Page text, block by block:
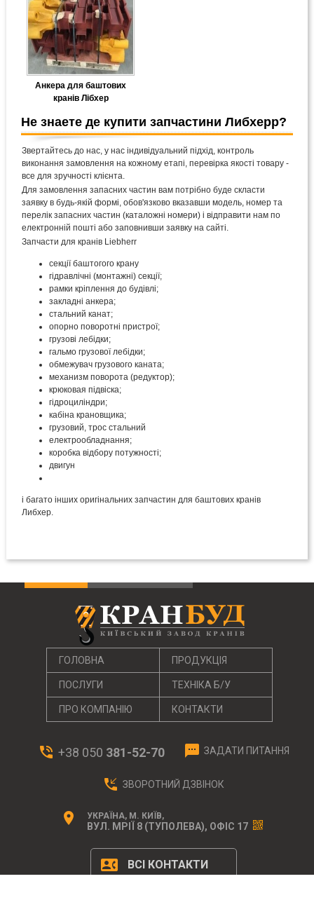
Анкера для баштових
кранів Лібхер
Не знаете де купити запчастини Либхерр?
Звертайтесь до нас, у нас індивідуальний підхід, контроль
виконання замовлення на кожному етапі, перевірка якості товару -
все для зручності клієнта.
Для замовлення запасних частин вам потрібно буде скласти
заявку в будь-якій формі, обов'язково вказавши модель, номер та
перелік запасних частин (каталожні номери) і відправити нам по
електронній пошті або заповнивши заявку на сайті.
Запчасти для кранів Liebherr
секції баштогого крану
гідравлічні (монтажні) секції;
рамки кріплення до будівлі;
закладні анкера;
стальний канат;
опорно поворотні пристрої;
грузові лебідки;
гальмо грузової лебідки;
обмежувач грузового каната;
механизм поворота (редуктор);
крюковая підвіска;
гідроциліндри;
кабіна крановщика;
грузовий, трос стальний
електрообладнання;
коробка відбору потужності;
двигун
і багато інших оригінальних запчастин для баштових кранів
Либхер.
ГОЛОВНА ПРОДУКЦІЯ
ПОСЛУГИ ТЕХНІКА Б/У
ПРО КОМПАНІЮ КОНТАКТИ
phone_in_talk +38 050 381-52-70 textsms ЗАДАТИ ПИТАННЯ
phone_callback ЗВОРОТНИЙ ДЗВІНОК
location_on УКРАЇНА, М. КИЇВ,
ВУЛ. МРІЇ 8 (ТУПОЛЕВА), ОФІС 17
contact_phone ВСІ КОНТАКТИ